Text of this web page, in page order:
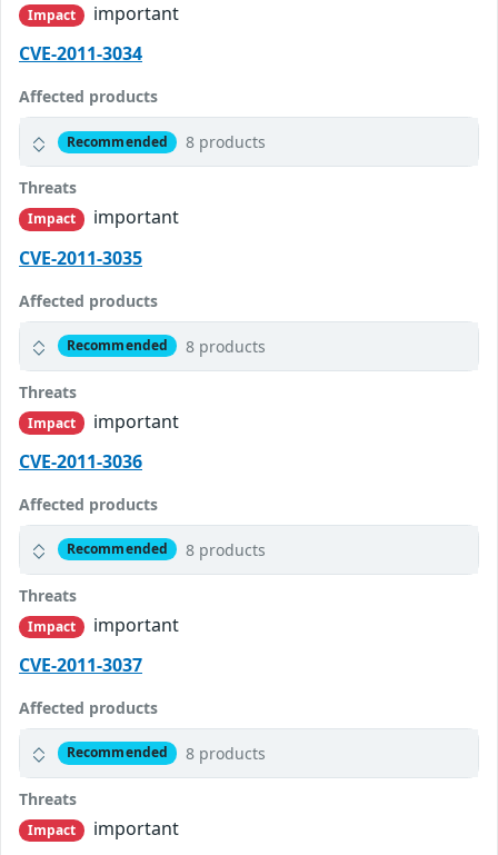
Impact
important
CVE-2011-3034
Affected products
Recommended 8 products
Threats
Impact
important
CVE-2011-3035
Affected products
Recommended 8 products
Threats
Impact
important
CVE-2011-3036
Affected products
Recommended 8 products
Threats
Impact
important
CVE-2011-3037
Affected products
Recommended 8 products
Threats
Impact
important